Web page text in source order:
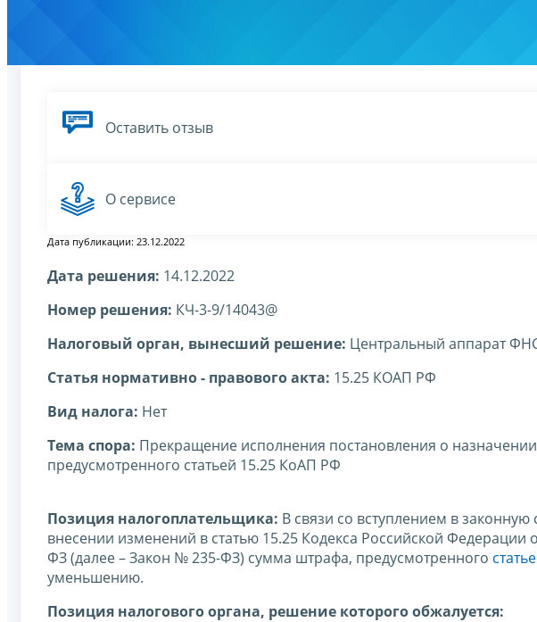
Оставить отзыв
О сервисе
Дата публикации: 23.12.2022
Дата решения: 14.12.2022
Номер решения: КЧ-3-9/14043@
Налоговый орган, вынесший решение: Центральный аппарат
Статья нормативно - правового акта: 15.25 КОАП РФ
Вид налога: Нет
Тема спора: Прекращение исполнения постановления о
предусмотренного статьей 15.25 КоАП РФ
Позиция налогоплательщика: В связи со вступлением в
внесении изменений в статью 15.25 Кодекса Российской
ФЗ (далее – Закон № 235-ФЗ) сумма штрафа, предусмотренного
уменьшению.
Позиция налогового органа, решение которого обжалуется: